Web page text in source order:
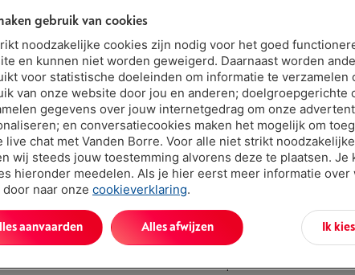
Ecocheques: Neen
KARCHER CARPET GLIDER
|
Reviews(6)
Type accessoire: Opzetstuk
Omschrijving:
tapijt? kan eenvoudig worden
het vloermondstuk EasyFix
Ecocheques: Neen
gebruik van cookies
noodzakelijke cookies zijn nodig voor het goed
en kunnen niet worden geweigerd. Daarnaast worden
voor statistische doeleinden om informatie te verzamelen
van onze website door jou en anderen; doelgroepgerichte
gegevens over jouw internetgedrag om onze
en conversatiecookies maken het mogelijk om
live chat met Vanden Borre. Voor alle niet strikt
wij steeds jouw toestemming alvorens deze te plaatsen. Je
hieronder meedelen. Als je hier eerst meer informatie over
naar onze cookieverklaring.
Ik
Alles afwijzen
aanvaarden